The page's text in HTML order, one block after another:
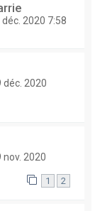
déc. 2020 7:58
déc. 2020
nov. 2020
1 2